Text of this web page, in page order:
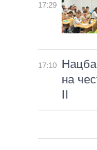
17:29
17:10
на